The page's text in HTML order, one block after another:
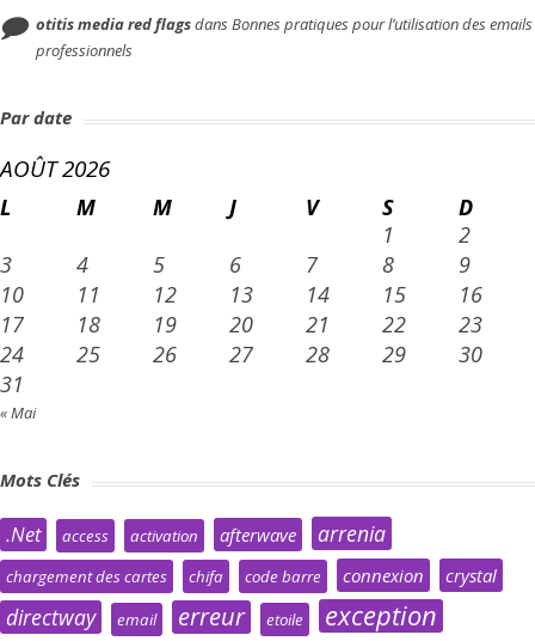
otitis media red flagsdansBonnes pratiques pour l’utilisation des emails
professionnels
Par date
AOÛT 2026
L M M J V S
D
1
2
3
4 5 6 7 8
9
10
11 12 13 14 15
16
17
18 19 20 21 22
23
24
25 26 27 28 29
30
31
« Mai
Mots Clés
.Net access activation afterwave arrenia
chargement des cartes chifa code barre connexion crystal
directway email erreur etoile exception